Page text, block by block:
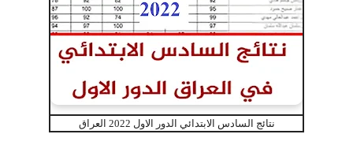
نتائج السادس الابتدائي الدور الاول 2022 العراق